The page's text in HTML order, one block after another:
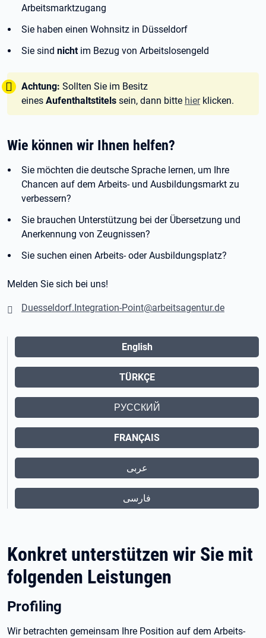
Arbeitsmarktzugang
Sie haben einen Wohnsitz in Düsseldorf
Sie sind nicht im Bezug von Arbeitslosengeld
Tipp:
Achtung: Sollten Sie im Besitz
eines Aufenthaltstitels sein, dann bitte hierklicken.
Wie können wir Ihnen helfen?
Sie möchten die deutsche Sprache lernen, um Ihre
Chancen auf dem Arbeits- und Ausbildungsmarkt zu
verbessern?
Sie brauchen Unterstützung bei der Übersetzung und
Anerkennung von Zeugnissen?
Sie suchen einen Arbeits- oder Ausbildungsplatz?
Melden Sie sich bei uns!
Duesseldorf.Integration-Point@arbeitsagentur.de
English
TÜRKÇE
РУССКИЙ
FRANÇAIS
عربى
فارسی
Konkret unterstützen wir Sie mit
folgenden Leistungen
Profiling
Wir betrachten gemeinsam Ihre Position auf dem Arbeits-